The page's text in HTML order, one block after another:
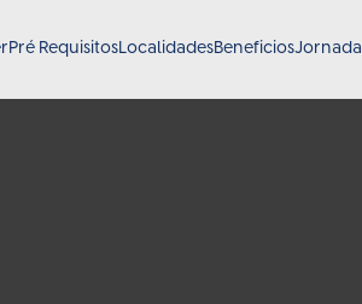
Pré RequisitosLocalidadesBeneficiosJornada